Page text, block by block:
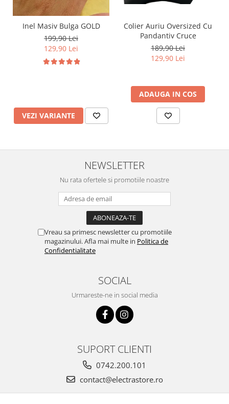
Inel Masiv Bulga GOLD
199,90 Lei
129,90 Lei
VEZI VARIANTE
Colier Auriu Oversized Cu
Pandantiv Cruce
189,90 Lei
129,90 Lei
ADAUGA IN COS
NEWSLETTER
Nu rata ofertele si promotiile noastre
Vreau sa primesc newsletter cu promotiile
magazinului. Afla mai multe in Politica de
Confidentialitate
SOCIAL
Urmareste-ne in social media
SUPORT CLIENTI
0742.200.101
contact@electrastore.ro